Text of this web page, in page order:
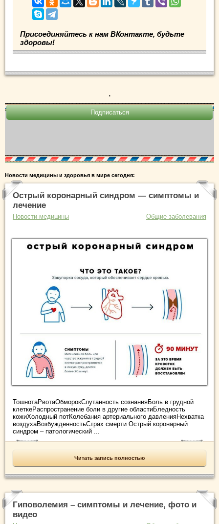
Присоединяйтесь к нам ВКонтакте, будьте
здоровы!
.
Новости медицины и здоровья в мире сегодня:
Острый коронарный синдром — симптомы и
лечение
Новости медицины Общие заболевания
ТошнотаРвотаОбморокСпутанность сознанияБоль в грудной
клеткеРаспространение боли в другие областиБледность
кожиХолодный потКолебания артериального давленияНехватка
воздухаВозбужденностьСтрах смерти Острый коронарный
синдром – патологический ...
Читать запись полностью
Гиповолемия – симптомы и лечение, фото и
видео